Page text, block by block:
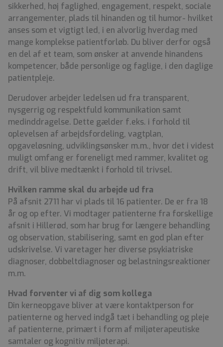
sikkerhed, høj faglighed, engagement, respekt, sociale
arrangementer, plads til hinanden og til humor- hvilket
anses som et vigtigt led, i en alvorlig hverdag med
mange komplekse patientforløb. Du bliver derfor også
en del af et team, som ønsker at anvende hinandens
kompetencer, både personlige og faglige, i den daglige
patientpleje.
Derudover arbejder ledelsen ud fra transparent,
nysgerrig og respektfuld kommunikation samt
medinddragelse. Dette gælder f.eks. i forhold til
oplevelsen af arbejdsfordeling, vagtplan,
opgaveløsning, udviklingsønsker m.m., hvor det i videst
muligt omfang er foreneligt med rammer, kvalitet og
drift, vil blive medtænkt i forhold til trivsel.
Hvilken ramme skal du arbejde ud fra
På afsnit 2711 har vi plads til 16 patienter. De er fra 18
år og op efter. Vi modtager patienterne fra forskellige
afsnit i Hillerød, som har brug for længere behandling
og observation, stabilisering, samt en god plan efter
udskrivelse. Vi varetager her diverse psykiatriske
diagnoser, dobbeltdiagnoser og belastningsreaktioner
m.m.
Hvad forventer vi af dig som kollega
Din kerneopgave bliver at være kontaktperson for
patienterne og herved indgå tæt i behandling og pleje
af patienterne, primært i form af miljøterapeutiske
samtaler og kognitiv miljøterapi.